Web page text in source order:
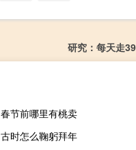
研究：每天走
春节前哪里有桃卖
古时怎么鞠躬拜年